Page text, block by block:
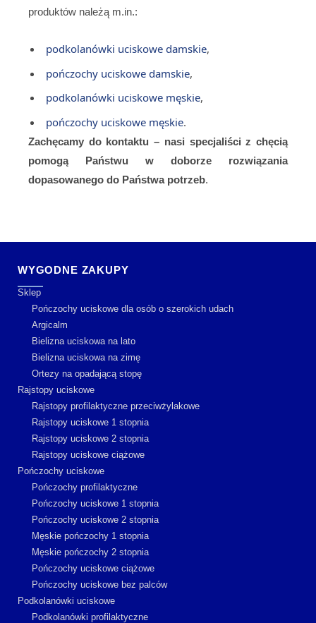
produktów należą m.in.:
podkolanówki uciskowe damskie,
pończochy uciskowe damskie,
podkolanówki uciskowe męskie,
pończochy uciskowe męskie.
Zachęcamy do kontaktu – nasi specjaliści z chęcią
pomogą Państwu w doborze rozwiązania
dopasowanego do Państwa potrzeb.
WYGODNE ZAKUPY
Sklep
Pończochy uciskowe dla osób o szerokich udach
Argicalm
Bielizna uciskowa na lato
Bielizna uciskowa na zimę
Ortezy na opadającą stopę
Rajstopy uciskowe
Rajstopy profilaktyczne przeciwżylakowe
Rajstopy uciskowe 1 stopnia
Rajstopy uciskowe 2 stopnia
Rajstopy uciskowe ciążowe
Pończochy uciskowe
Pończochy profilaktyczne
Pończochy uciskowe 1 stopnia
Pończochy uciskowe 2 stopnia
Męskie pończochy 1 stopnia
Męskie pończochy 2 stopnia
Pończochy uciskowe ciążowe
Pończochy uciskowe bez palców
Podkolanówki uciskowe
Podkolanówki profilaktyczne